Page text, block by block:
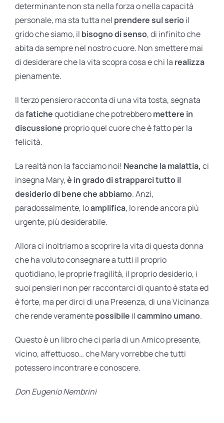
determinante non sta nella forza o nella capacità
personale, ma sta tutta nel prendere sul serioil
grido che siamo, il bisogno di senso, di infinito che
abita da sempre nel nostro cuore. Non smettere mai
di desiderare che la vita scopra cosa e chi la realizza
pienamente.
Il terzo pensiero racconta di una vita tosta, segnata
dafatichequotidiane che potrebberomettere in
discussione proprio quel cuore che è fatto per la
felicità.
La realtà non la facciamo noi! Neanche la malattia, ci
insegna Mary,è in grado di strapparci tutto il
desiderio di bene che abbiamo. Anzi,
paradossalmente, loamplifica, lo rende ancora più
urgente, più desiderabile.
Allora ci inoltriamo a scoprire la vita di questa donna
che ha voluto consegnare a tutti il proprio
quotidiano, le proprie fragilità, il proprio desiderio, i
suoi pensieri non per raccontarci di quanto è stata ed
è forte, ma per dirci di una Presenza, di una Vicinanza
che rende veramentepossibile ilcamminoumano.
Questo è un libro che ci parla di un Amico presente,
vicino, affettuoso… che Mary vorrebbe che tutti
potessero incontrare e conoscere.
Don Eugenio Nembrini